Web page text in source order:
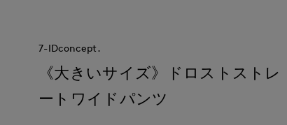
7-IDconcept.
《大きいサイズ》ドロストストレ
ートワイドパンツ